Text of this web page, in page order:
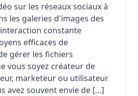
sur les réseaux sociaux à
les galeries d'images des
constante
efficaces de
gérer les fichiers
vous soyez créateur de
marketeur ou utilisateur
avez souvent envie de […]